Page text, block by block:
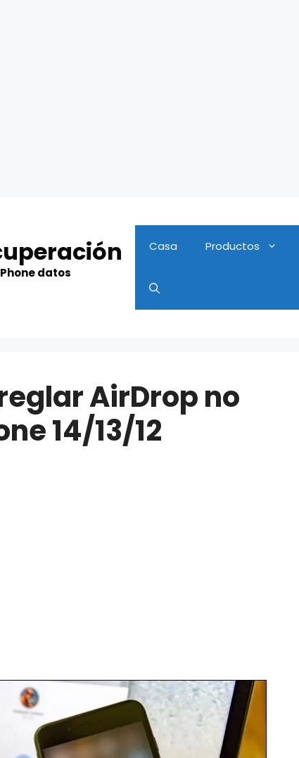
datos
Casa Productos
AirDrop no
14/13/12